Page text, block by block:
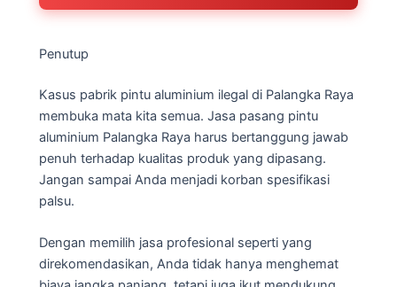
Penutup
Kasus pabrik pintu aluminium ilegal di Palangka Raya
membuka mata kita semua. Jasa pasang pintu
aluminium Palangka Raya harus bertanggung jawab
penuh terhadap kualitas produk yang dipasang.
Jangan sampai Anda menjadi korban spesifikasi
palsu.
Dengan memilih jasa profesional seperti yang
direkomendasikan, Anda tidak hanya menghemat